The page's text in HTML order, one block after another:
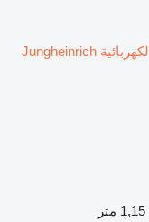
رافعة البليت الكهربائية Jungheinrich
1,15 متر